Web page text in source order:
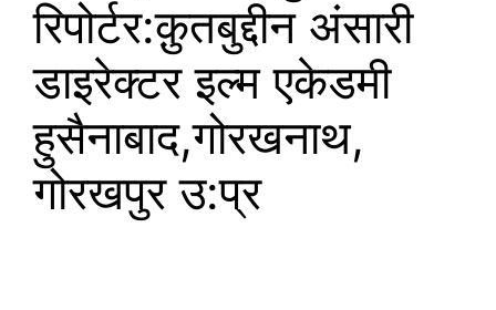
रिपोर्टर:क़ुतबुद्दीन अंसारी
डाइरेक्टर इल्म एकेडमी
हुसैनाबाद,गोरखनाथ,
गोरखपुर उ:प्र